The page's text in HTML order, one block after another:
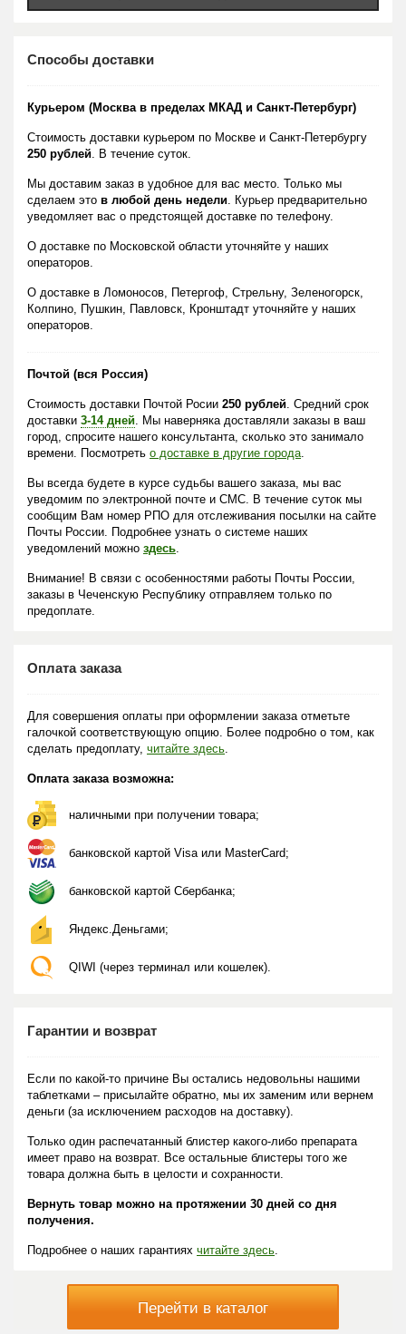
Способы доставки
Курьером (Москва в пределах МКАД и Санкт-Петербург)
Стоимость доставки курьером по Москве и Санкт-Петербургу
250 рублей . В течение суток.
Мы доставим заказ в удобное для вас место. Только мы
сделаем это в любой день недели . Курьер предварительно
уведомляет вас о предстоящей доставке по телефону.
О доставке по Московской области уточняйте у наших
операторов.
О доставке в Ломоносов, Петергоф, Стрельну, Зеленогорск,
Колпино, Пушкин, Павловск, Кронштадт уточняйте у наших
операторов.
Почтой (вся Россия)
Стоимость доставки Почтой Росии 250 рублей . Средний срок
доставки 3-14 дней . Мы наверняка доставляли заказы в ваш
город, спросите нашего консультанта, сколько это занимало
времени. Посмотреть о доставке в другие города
Вы всегда будете в курсе судьбы вашего заказа, мы вас
уведомим по электронной почте и СМС. В течение суток мы
сообщим Вам номер РПО для отслеживания посылки на сайте
Почты России. Подробнее узнать о системе наших
уведомлений можно здесь
Внимание! В связи с особенностями работы Почты России,
заказы в Чеченскую Республику отправляем только по
предоплате.
Оплата заказа
Для совершения оплаты при оформлении заказа отметьте
галочкой соответствующую опцию. Более подробно о том, как
сделать предоплату, читайте здесь
Оплата заказа возможна:
наличными при получении товара;
банковской картой Visa или MasterCard;
банковской картой Сбербанка;
Яндекс.Деньгами;
QIWI (через терминал или кошелек).
Гарантии и возврат
Если по какой-то причине Вы остались недовольны нашими
таблетками – присылайте обратно, мы их заменим или вернем
деньги (за исключением расходов на доставку).
Только один распечатанный блистер какого-либо препарата
имеет право на возврат. Все остальные блистеры того же
товара должна быть в целости и сохранности.
Вернуть товар можно на протяжении 30 дней со дня
получения.
Подробнее о наших гарантиях читайте здесь
Перейти в каталог